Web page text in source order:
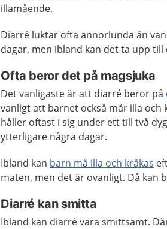
illamående.
Diarré luktar ofta annorlunda än
dagar, men ibland kan det ta upp till
Ofta beror det på magsjuka
Det vanligaste är att diarré beror på
vanligt att barnet också mår illa och
håller oftast i sig under ett till två
ytterligare några dagar.
Ibland kan barn må illa och kräkas
maten, men det är ovanligt. Då kan
Diarré kan smitta
Ibland kan diarré vara smittsamt.